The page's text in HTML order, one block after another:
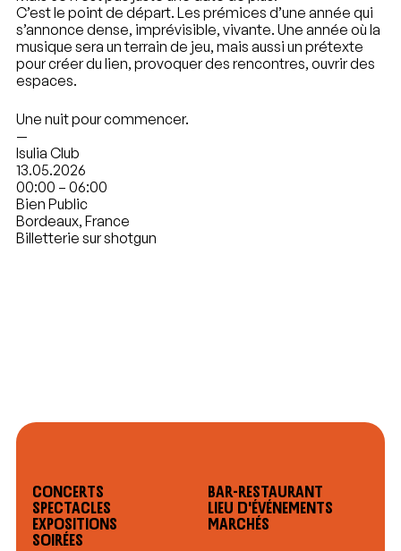
C’est le point de départ. Les prémices d’une année qui
s’annonce dense, imprévisible, vivante. Une année où la
musique sera un terrain de jeu, mais aussi un prétexte
pour créer du lien, provoquer des rencontres, ouvrir des
espaces.
Une nuit pour commencer.
—
Isulia Club
13.05.2026
00:00 – 06:00
Bien Public
Bordeaux, France
Billetterie surshotgun
Concerts
Spectacles
Expositions
Soirées
Bar-restaurant
Lieu d'événements
Marchés